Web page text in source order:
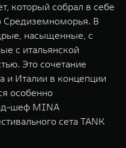
от 8 099
который собрал в себе
Средиземноморья. В
насыщенные, с
с итальянской
Это сочетание
и Италии в концепции
особенно
шеф MINA
сета TANK